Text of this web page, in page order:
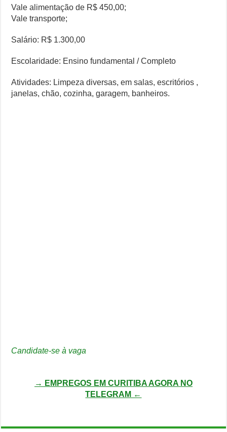
Vale alimentação de R$ 450,00;
Vale transporte;
Salário: R$ 1.300,00
Escolaridade: Ensino fundamental / Completo
Atividades: Limpeza diversas, em salas, escritórios ,
janelas, chão, cozinha, garagem, banheiros.
Candidate-se à vaga
→ EMPREGOS EM CURITIBA AGORA NO
TELEGRAM ←